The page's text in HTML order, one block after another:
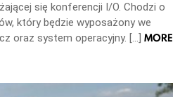
się konferencji I/O. Chodzi o
który będzie wyposażony we
oraz system operacyjny. […] MORE